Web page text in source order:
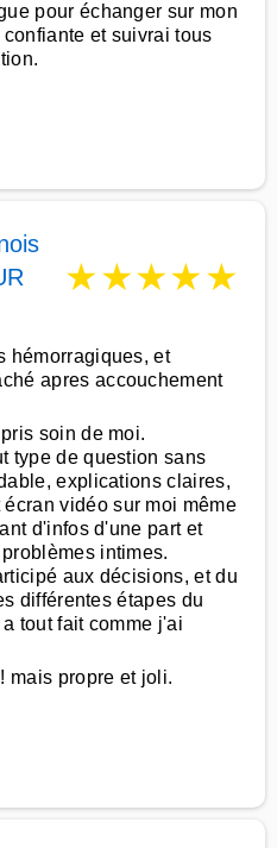
pour échanger sur mon
et suivrai tous
★★★★★
hémorragiques, et
apres accouchement
soin de moi.
type de question sans
explications claires,
vidéo sur moi même
d'infos d'une part et
intimes.
aux décisions, et du
différentes étapes du
tout fait comme j'ai
mais propre et joli.